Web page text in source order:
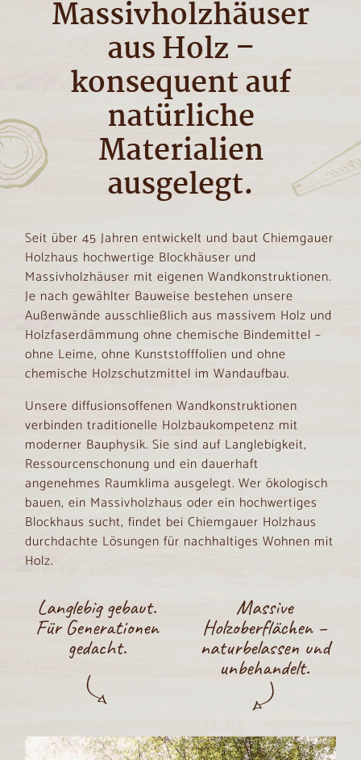
Massivholzhäuser
aus Holz –
konsequent auf
natürliche
Materialien
ausgelegt.
Seit über 45 Jahren entwickelt und baut Chiemgauer
Holzhaus hochwertige Blockhäuser und
Massivholzhäuser mit eigenen Wandkonstruktionen.
Je nach gewählter Bauweise bestehen unsere
Außenwände ausschließlich aus massivem Holz und
Holzfaserdämmung ohne chemische Bindemittel –
ohne Leime, ohne Kunststofffolien und ohne
chemische Holzschutzmittel im Wandaufbau.
Unsere diffusionsoffenen Wandkonstruktionen
verbinden traditionelle Holzbaukompetenz mit
moderner Bauphysik. Sie sind auf Langlebigkeit,
Ressourcenschonung und ein dauerhaft
angenehmes Raumklima ausgelegt. Wer ökologisch
bauen, ein Massivholzhaus oder ein hochwertiges
Blockhaus sucht, findet bei Chiemgauer Holzhaus
durchdachte Lösungen für nachhaltiges Wohnen mit
Holz.
Langlebig gebaut.
Für Generationen
gedacht.
Massive
Holzoberflächen –
naturbelassen und
unbehandelt.